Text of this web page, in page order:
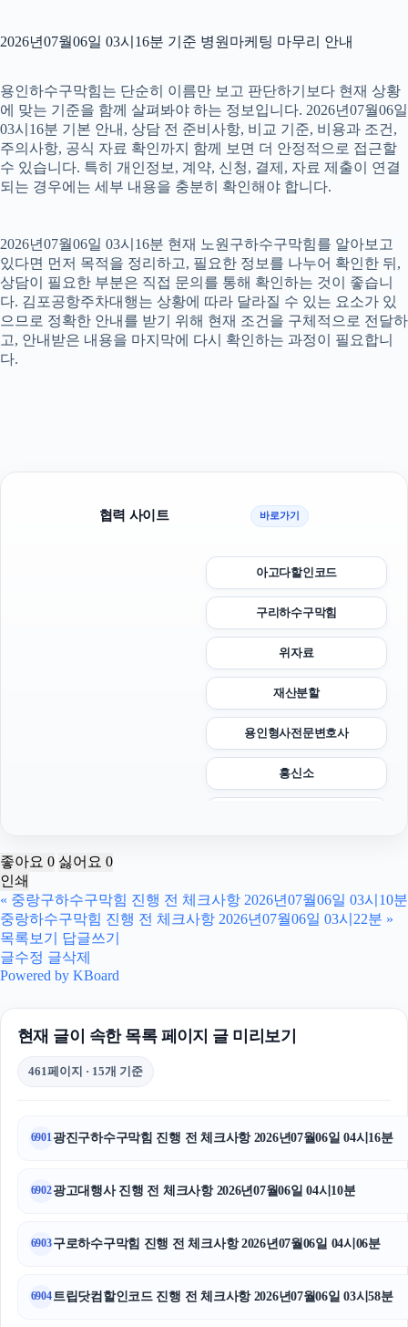
2026년07월06일 03시16분 기준 병원마케팅 마무리 안내
용인하수구막힘는 단순히 이름만 보고 판단하기보다 현재 상황
에 맞는 기준을 함께 살펴봐야 하는 정보입니다. 2026년07월06일
03시16분 기본 안내, 상담 전 준비사항, 비교 기준, 비용과 조건,
주의사항, 공식 자료 확인까지 함께 보면 더 안정적으로 접근할
수 있습니다. 특히 개인정보, 계약, 신청, 결제, 자료 제출이 연결
되는 경우에는 세부 내용을 충분히 확인해야 합니다.
2026년07월06일 03시16분 현재 노원구하수구막힘를 알아보고
있다면 먼저 목적을 정리하고, 필요한 정보를 나누어 확인한 뒤,
상담이 필요한 부분은 직접 문의를 통해 확인하는 것이 좋습니
다. 김포공항주차대행는 상황에 따라 달라질 수 있는 요소가 있
으므로 정확한 안내를 받기 위해 현재 조건을 구체적으로 전달하
고, 안내받은 내용을 마지막에 다시 확인하는 과정이 필요합니
다.
협력 사이트 바로가기
아고다할인코드
구리하수구막힘
위자료
재산분할
용인형사전문변호사
흥신소
울산이혼전문변호사
수원변호사
신용카드현금화
좋아요 0 싫어요 0
인쇄
« 중랑구하수구막힘 진행 전 체크사항 2026년07월06일 03시10분
중랑하수구막힘 진행 전 체크사항 2026년07월06일 03시22분 »
목록보기
답글쓰기
글수정 글삭제
Powered by KBoard
현재 글이 속한 목록 페이지 글 미리보기
461페이지 · 15개 기준
6901광진구하수구막힘 진행 전 체크사항 2026년07월06일 04시16분
6902광고대행사 진행 전 체크사항 2026년07월06일 04시10분
6903구로하수구막힘 진행 전 체크사항 2026년07월06일 04시06분
6904트립닷컴할인코드 진행 전 체크사항 2026년07월06일 03시58분